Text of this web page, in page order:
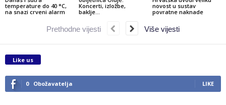
temperature do 40 °C,
na snazi crveni alarm
Koncerti, izložbe,
baklje…
novost u sustav
povratne naknade
Prethodne vijesti Više vijesti
Like us
0 Obožavatelja LIKE